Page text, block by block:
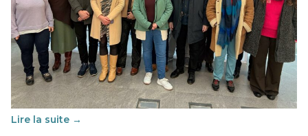
Éducation au vivre-ensemble : un échange croisé
franco-espagnol pour changer d’approche
29 juin 2026-National
Cette année, l'UNSA Éducation a mené un projet Erasmus
soutenu par l'union Européenne et centré sur l'éducation
au vivre-ensemble : quelles différences entre la France…
Lire la suite →